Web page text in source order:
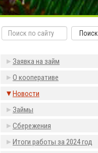
Поиск
Заявка на займ
О кооперативе
Новости
Займы
Сбережения
Итоги работы за 2024 год